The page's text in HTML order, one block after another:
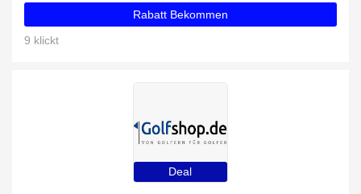
Rabatt Bekommen
9 klickt
Deal